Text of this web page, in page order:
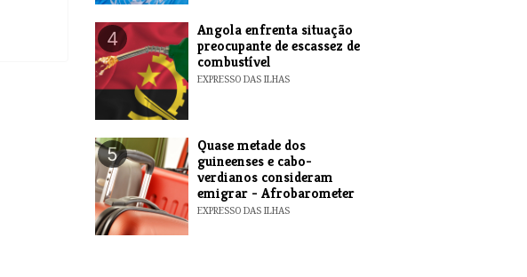
4
Angola enfrenta situação
preocupante de escassez de
combustível
EXPRESSO DAS ILHAS
5
Quase metade dos
guineenses e cabo-
verdianos consideram
emigrar - Afrobarometer
EXPRESSO DAS ILHAS